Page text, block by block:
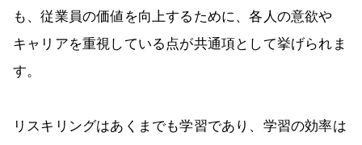
も、従業員の価値を向上するために、各人の意欲や
キャリアを重視している点が共通項として挙げられま
す。
リスキリングはあくまでも学習であり、学習の効率は